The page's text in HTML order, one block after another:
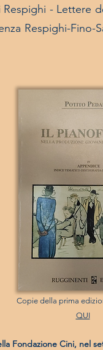
- Lettere
Respighi-Fino-
Copie della prima
QUI
Fondazione Cini, nel